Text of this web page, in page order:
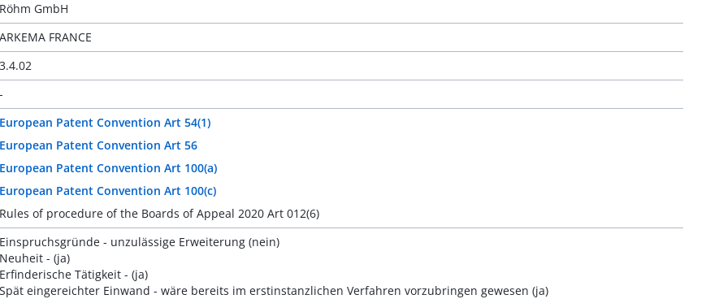
Röhm GmbH
ARKEMA FRANCE
3.4.02
-
European Patent Convention Art 54(1)
European Patent Convention Art 56
European Patent Convention Art 100(a)
European Patent Convention Art 100(c)
Rules of procedure of the Boards of Appeal 2020 Art 012(6)
Einspruchsgründe - unzulässige Erweiterung (nein)
Neuheit - (ja)
Erfinderische Tätigkeit - (ja)
Spät eingereichter Einwand - wäre bereits im erstinstanzlichen Verfahren vorzubringen gewesen (ja)